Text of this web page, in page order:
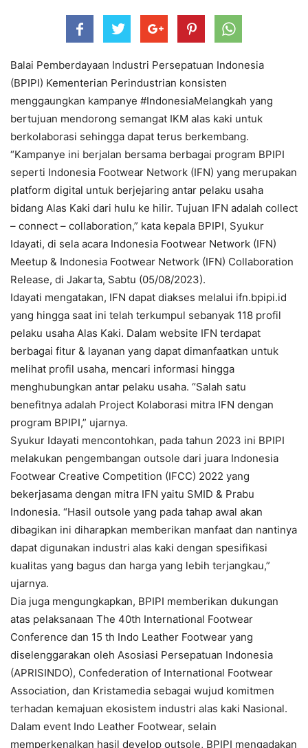
Balai Pemberdayaan Industri Persepatuan Indonesia
(BPIPI) Kementerian Perindustrian konsisten
menggaungkan kampanye #IndonesiaMelangkah yang
bertujuan mendorong semangat IKM alas kaki untuk
berkolaborasi sehingga dapat terus berkembang.
“Kampanye ini berjalan bersama berbagai program BPIPI
seperti Indonesia Footwear Network (IFN) yang merupakan
platform digital untuk berjejaring antar pelaku usaha
bidang Alas Kaki dari hulu ke hilir. Tujuan IFN adalah collect
– connect – collaboration,” kata kepala BPIPI, Syukur
Idayati, di sela acara Indonesia Footwear Network (IFN)
Meetup & Indonesia Footwear Network (IFN) Collaboration
Release, di Jakarta, Sabtu (05/08/2023).
Idayati mengatakan, IFN dapat diakses melalui ifn.bpipi.id
yang hingga saat ini telah terkumpul sebanyak 118 profil
pelaku usaha Alas Kaki. Dalam website IFN terdapat
berbagai fitur & layanan yang dapat dimanfaatkan untuk
melihat profil usaha, mencari informasi hingga
menghubungkan antar pelaku usaha. “Salah satu
benefitnya adalah Project Kolaborasi mitra IFN dengan
program BPIPI,” ujarnya.
Syukur Idayati mencontohkan, pada tahun 2023 ini BPIPI
melakukan pengembangan outsole dari juara Indonesia
Footwear Creative Competition (IFCC) 2022 yang
bekerjasama dengan mitra IFN yaitu SMID & Prabu
Indonesia. “Hasil outsole yang pada tahap awal akan
dibagikan ini diharapkan memberikan manfaat dan nantinya
dapat digunakan industri alas kaki dengan spesifikasi
kualitas yang bagus dan harga yang lebih terjangkau,”
ujarnya.
Dia juga mengungkapkan, BPIPI memberikan dukungan
atas pelaksanaan The 40th International Footwear
Conference dan 15 th Indo Leather Footwear yang
diselenggarakan oleh Asosiasi Persepatuan Indonesia
(APRISINDO), Confederation of International Footwear
Association, dan Kristamedia sebagai wujud komitmen
terhadan kemajuan ekosistem industri alas kaki Nasional.
Dalam event Indo Leather Footwear, selain
memperkenalkan hasil develop outsole, BPIPI mengadakan